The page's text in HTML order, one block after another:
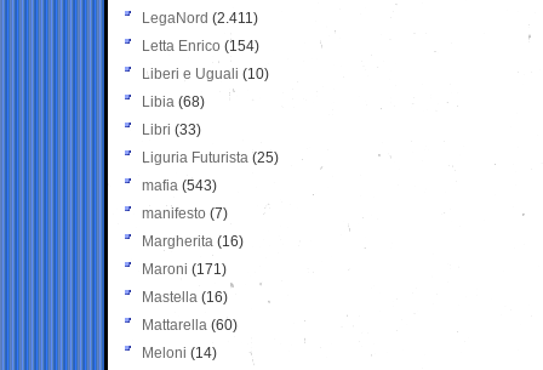
LegaNord (2.411)
Letta Enrico (154)
Liberi e Uguali (10)
Libia (68)
Libri (33)
Liguria Futurista (25)
mafia (543)
manifesto (7)
Margherita (16)
Maroni (171)
Mastella (16)
Mattarella (60)
Meloni (14)